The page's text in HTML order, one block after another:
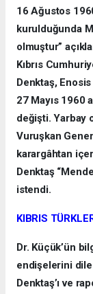
16 Ağustos
kurulduğunda
olmuştur”
Kıbrıs
Denktaş,
27 Mayıs 1960
değişti. Yarbay
Vuruşkan
karargâhtan
Denktaş
istendi.
KIBRIS
Dr. Küçük’ün
endişelerini
Denktaş’ı ve